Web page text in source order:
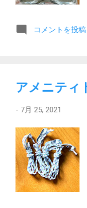
コメントを投稿
アメニティ
- 7月 25, 2021